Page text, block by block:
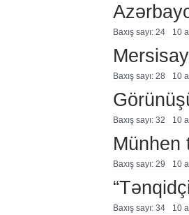
Baxış sayı: 24 10
Baxış sayı: 28 10
Baxış sayı: 32 10
Münhen
Baxış sayı: 29 10
Baxış sayı: 34 10